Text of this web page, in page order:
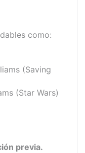
como:
(Saving
(Star Wars)
previa.